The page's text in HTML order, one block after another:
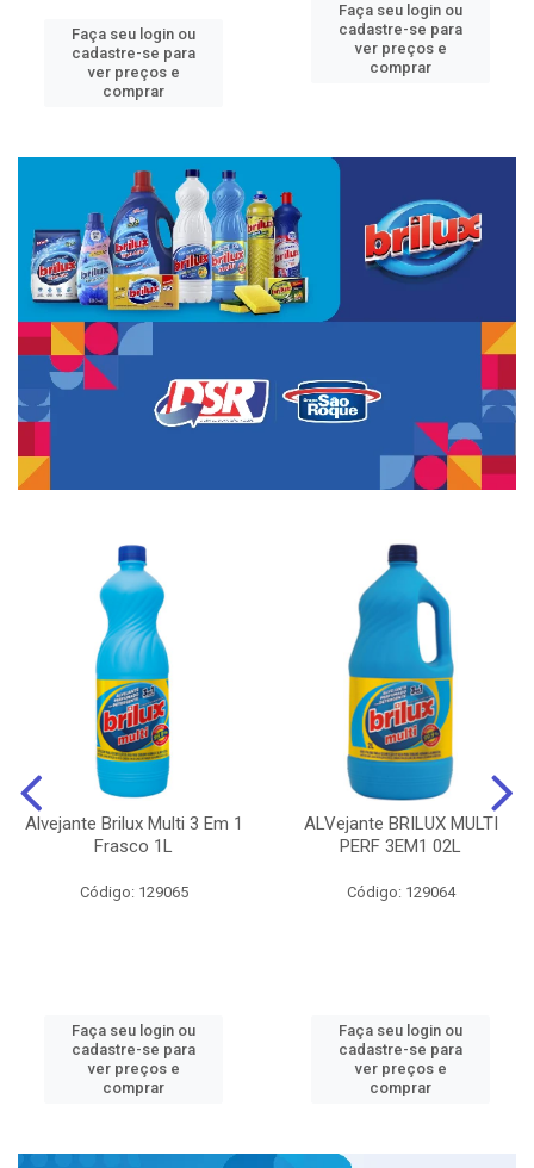
Faça seu login ou
cadastre-se para
ver preços e
comprar
Faça seu login ou
cadastre-se para
ver preços e
comprar
Alvejante Brilux Multi 3 Em 1
Frasco 1L
Código: 129065
Faça seu login ou
cadastre-se para
ver preços e
comprar
ALVejante BRILUX MULTI
PERF 3EM1 02L
Código: 129064
Faça seu login ou
cadastre-se para
ver preços e
comprar